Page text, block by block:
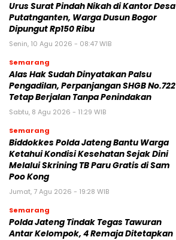
Urus Surat Pindah Nikah di Kantor Desa
Putatnganten, Warga Dusun Bogor
Dipungut Rp150 Ribu
Senin, 10 Agu 2026 - 08:47 WIB
Semarang
Alas Hak Sudah Dinyatakan Palsu
Pengadilan, Perpanjangan SHGB No.722
Tetap Berjalan Tanpa Penindakan
Sabtu, 8 Agu 2026 - 11:29 WIB
Semarang
Biddokkes Polda Jateng Bantu Warga
Ketahui Kondisi Kesehatan Sejak Dini
Melalui Skrining TB Paru Gratis di Sam
Poo Kong
Jumat, 7 Agu 2026 - 19:28 WIB
Semarang
Polda Jateng Tindak Tegas Tawuran
Antar Kelompok, 4 Remaja Ditetapkan